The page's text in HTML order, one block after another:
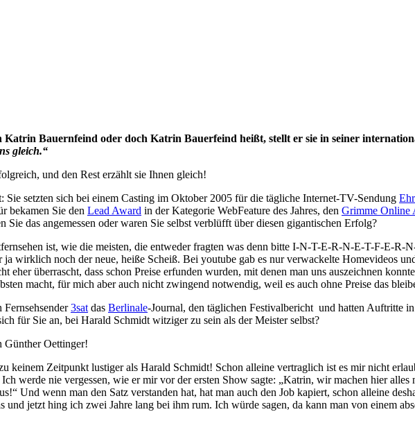
Bauernfeind oder doch Katrin Bauerfeind heißt, stellt er sie in seiner
gleich.“
und den Rest erzählt sie Ihnen gleich!
Sie setzten sich bei einem Casting im Oktober 2005 für die tägliche Internet-TV-Sendung
bekamen Sie den Lead Award in der Kategorie WebFeature des Jahres, den Grimme Online
das angemessen oder waren Sie selbst verblüfft über diesen gigantischen Erfolg?
ist, wie die meisten, die entweder fragten was denn bitte I-N-T-E-R-N-E-T-F-E-R-
wirklich noch der neue, heiße Scheiß. Bei youtube gab es nur verwackelte Homevideos
eher überrascht, dass schon Preise erfunden wurden, mit denen man uns auszeichnen
macht, für mich aber auch nicht zwingend notwendig, weil es auch ohne Preise das
3sat das Berlinale-Journal, den täglichen Festivalbericht und hatten Auftritte
für Sie an, bei Harald Schmidt witziger zu sein als der Meister selbst?
Oettinger!
keinem Zeitpunkt lustiger als Harald Schmidt! Schon alleine vertraglich ist es mir nicht
werde nie vergessen, wie er mir vor der ersten Show sagte: „Katrin, wir machen hier alles
Und wenn man den Satz verstanden hat, hat man auch den Job kapiert, schon alleine
jetzt hing ich zwei Jahre lang bei ihm rum. Ich würde sagen, da kann man von einem